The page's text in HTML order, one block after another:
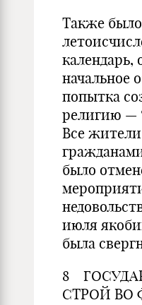
Также
календарь,
начальное
попытка
религию —
Все
было
июля
была
8
СТРОЙ ВО